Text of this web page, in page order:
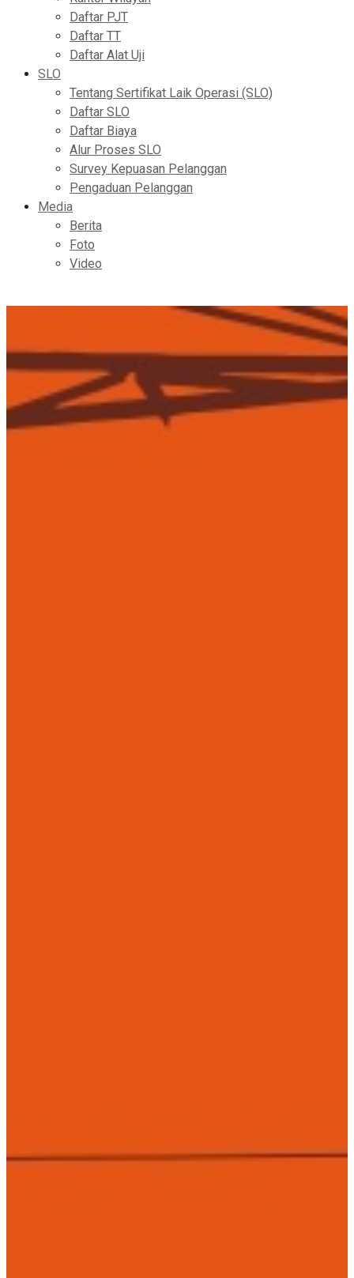
Daftar PJT
Daftar TT
Daftar Alat Uji
SLO
Tentang Sertifikat Laik Operasi (SLO)
Daftar SLO
Daftar Biaya
Alur Proses SLO
Survey Kepuasan Pelanggan
Pengaduan Pelanggan
Media
Berita
Foto
Video